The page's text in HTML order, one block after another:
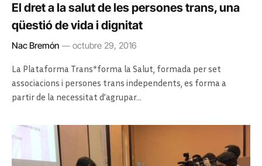
El dret a la salut de les persones trans, una
qüestió de vida i dignitat
Nac Bremón octubre 29, 2016
La Plataforma Trans*forma la Salut, formada per set
associacions i persones trans independents, es forma a
partir de la necessitat d’agrupar…